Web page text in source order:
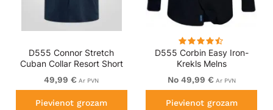
D555 Connor Stretch
Cuban Collar Resort Short
Sleeve Shirt Navy
49,99 € Ar PVN
Pievienot grozam
D555 Corbin Easy Iron-
Krekls Melns
No 49,99 € Ar PVN
Pievienot grozam